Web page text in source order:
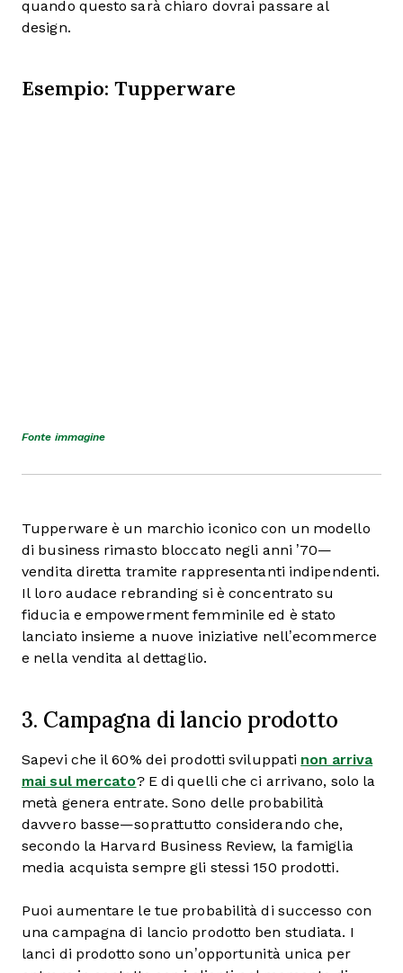
quando questo sarà chiaro dovrai passare al
design.
Esempio: Tupperware
Fonte immagine
Tupperware è un marchio iconico con un modello
di business rimasto bloccato negli anni ’70—
vendita diretta tramite rappresentanti indipendenti.
Il loro audace rebranding si è concentrato su
fiducia e empowerment femminile ed è stato
lanciato insieme a nuove iniziative nell’ecommerce
e nella vendita al dettaglio.
3. Campagna di lancio prodotto
Sapevi che il 60% dei prodotti sviluppati non arriva
mai sul mercato? E di quelli che ci arrivano, solo la
metà genera entrate. Sono delle probabilità
davvero basse—soprattutto considerando che,
secondo la Harvard Business Review, la famiglia
media acquista sempre gli stessi 150 prodotti.
Puoi aumentare le tue probabilità di successo con
una campagna di lancio prodotto ben studiata. I
lanci di prodotto sono un’opportunità unica per